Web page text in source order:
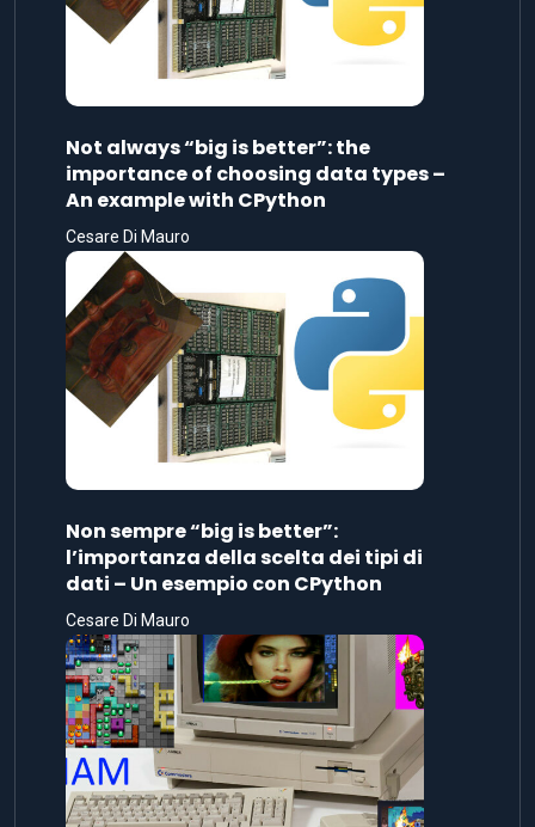
Not always “big is better”: the
importance of choosing data types –
An example with CPython
Cesare Di Mauro
Non sempre “big is better”:
l’importanza della scelta dei tipi di
dati – Un esempio con CPython
Cesare Di Mauro